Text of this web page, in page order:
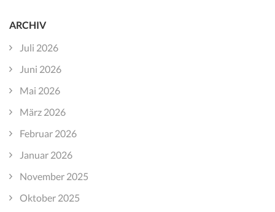
ARCHIV
Juli 2026
Juni 2026
Mai 2026
März 2026
Februar 2026
Januar 2026
November 2025
Oktober 2025